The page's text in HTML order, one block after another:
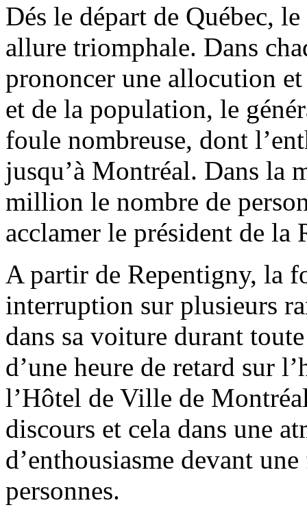
Dés le départ de Québec,
allure triomphale. Dans
prononcer une allocution
et de la population, le
foule nombreuse, dont
jusqu’à Montréal. Dans la
million le nombre de
acclamer le président de la
A partir de Repentigny, la
interruption sur plusieurs
dans sa voiture durant
d’une heure de retard sur
l’Hôtel de Ville de
discours et cela dans une
d’enthousiasme devant
personnes.